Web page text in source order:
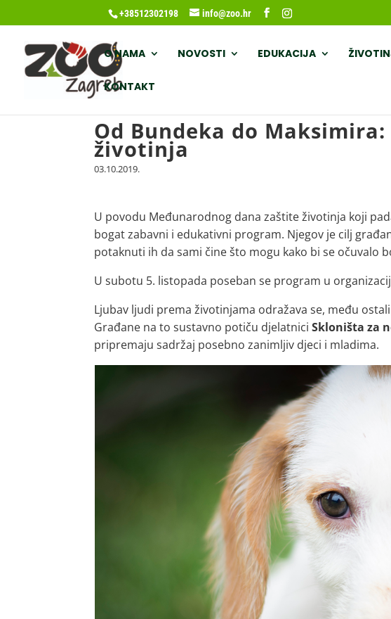
+38512302198 info@zoo.hr
O NAMA NOVOSTI EDUKACIJA
KONTAKT
Od Bundeka do
životinja
03.10.2019.
U povodu Međunarodnog dana zaštite životinja koji
bogat zabavni i edukativni program. Njegov je cilj
potaknuti ih da sami čine što mogu kako bi se očuvalo
U subotu 5. listopada poseban se program u
Ljubav ljudi prema životinjama odražava se, među
Građane na to sustavno potiču djelatniciSkloništa za
pripremaju sadržaj posebno zanimljiv djeci i mladima.